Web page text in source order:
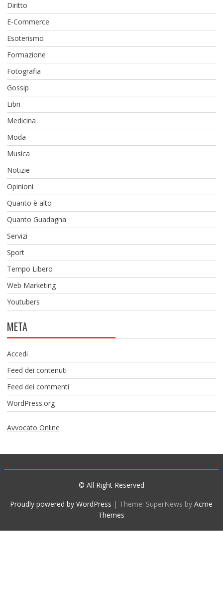
Diritto
E-Commerce
Esoterismo
Formazione
Fotografia
Gossip
Libri
Medicina
Moda
Musica
Notizie
Opinioni
Quanto è alto
Quanto Guadagna
Servizi
Sport
Tempo Libero
Web Marketing
Youtubers
META
Accedi
Feed dei contenuti
Feed dei commenti
WordPress.org
Avvocato Online
© All Right Reserved
Proudly powered by WordPress | Theme: SuperNews byAcme
Themes